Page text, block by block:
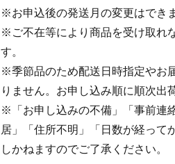
※お申込後の発送月の変更はでき
※ご不在等により商品を受け取れ
す。
※季節品のため配送日時指定やお
りません。お申し込み順に順次出
※「お申し込みの不備」「事前連
居」「住所不明」「日数が経って
しかねますのでご了承ください。